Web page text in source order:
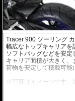
Tracer 900 ツーリング
幅広なトップキャリアを
ソフトバッグなどを安定
キャリア面積が大きく
荷物を安定して積載可能
※写真はイメージです。
※取り付けた際に干渉